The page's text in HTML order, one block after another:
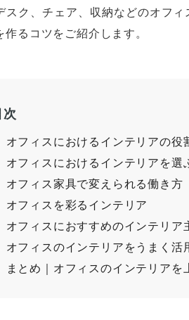
スク、チェア、収納などのオフ
作るコツをご紹介します。
次
オフィスにおけるインテリアの役
オフィスにおけるインテリアを選
オフィス家具で変えられる働き方
オフィスを彩るインテリア
オフィスにおすすめのインテリア
オフィスのインテリアをうまく
まとめ｜オフィスのインテリア